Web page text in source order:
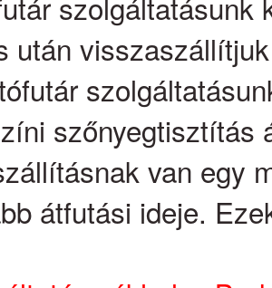
után
szőnyegtisztítás
van egy
átfutási ideje.